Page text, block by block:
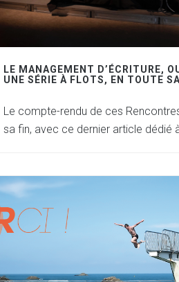
LE MANAGEMENT D’ÉCRITURE,
UNE SÉRIE À FLOTS, EN TOUTE
Le compte-rendu de ces
sa fin, avec ce dernier article dédié